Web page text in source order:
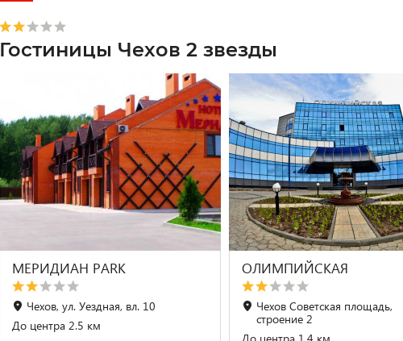
Гостиницы Чехов 2 звезды
МЕРИДИАН PARK
Чехов, ул. Уездная, вл. 10
До центра 2.5 км
ОЛИМПИЙСКАЯ
Чехов Советская площадь,
строение 2